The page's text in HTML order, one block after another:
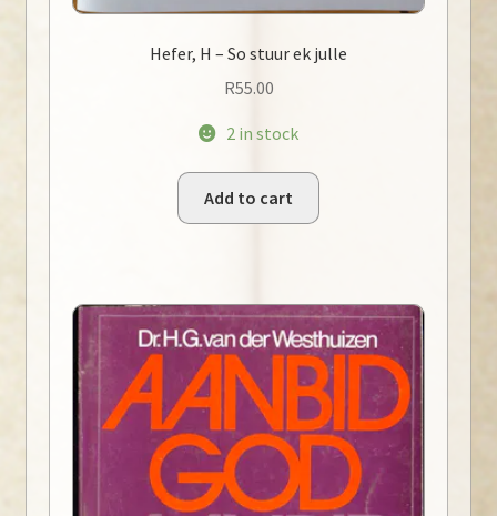
Hefer, H – So stuur ek julle
R55.00
2 in stock
Add to cart